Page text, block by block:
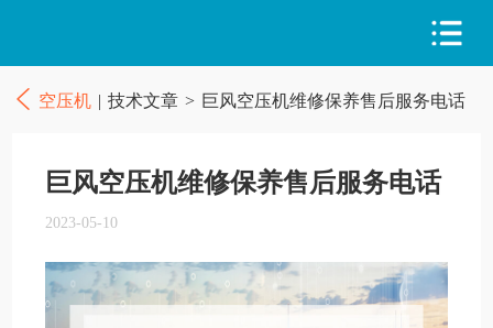
空压机 | 技术文章 > 巨风空压机维修保养售后服务电话
巨风空压机维修保养售后服务电话
2023-05-10